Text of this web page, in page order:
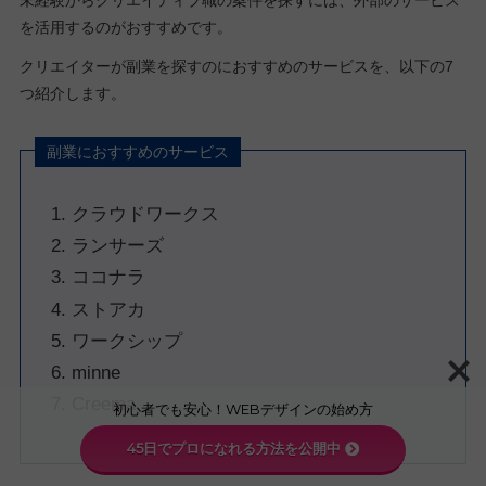
を活用するのがおすすめです。
クリエイターが副業を探すのにおすすめのサービスを、以下の7
つ紹介します。
副業におすすめのサービス
クラウドワークス
ランサーズ
ココナラ
ストアカ
ワークシップ
minne
Creema初心者でも安心！WEBデザインの始め方
45日でプロになれる方法を公開中